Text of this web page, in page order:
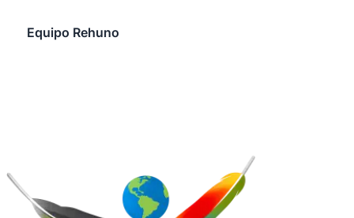
Equipo Rehuno